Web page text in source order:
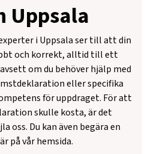
Uppsala
i Uppsala ser till att din
och korrekt, alltid till ett
om du behöver hjälp med
eller specifika
för uppdraget. För att
skulle kosta, är det
oss. Du kan även begära en
på vår hemsida.